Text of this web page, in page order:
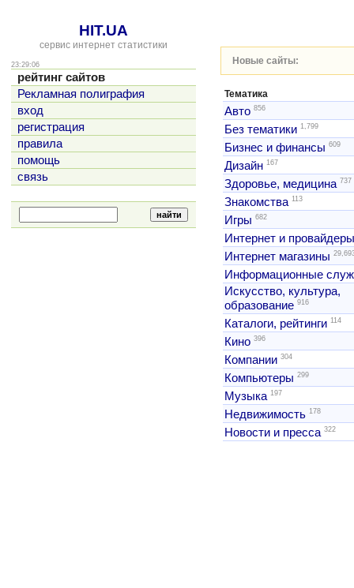
HIT.UA
сервис интернет статистики
23:29:06
рейтинг сайтов
Рекламная полиграфия
вход
регистрация
правила
помощь
связь
Новые сайты:
Тематика
Авто 856
Без тематики 1,799
Бизнес и финансы 609
Дизайн 167
Здоровье, медицина 737
Знакомства 113
Игры 682
Интернет и провайдеры
Интернет магазины
Информационные
Искусство, культура,
образование 916
Каталоги, рейтинги 114
Кино 396
Компании 304
Компьютеры 299
Музыка 197
Недвижимость 178
Новости и пресса 322